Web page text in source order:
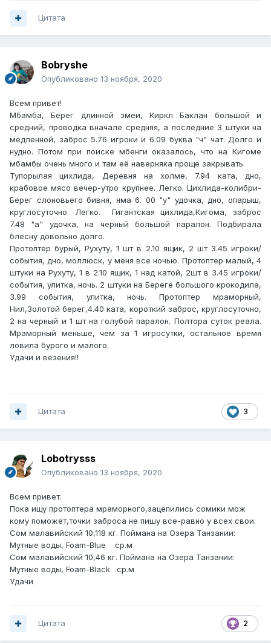
Цитата
Bobryshe
Опубликовано 13 ноября, 2020
Всем привет!
Мбамба, Берег длинной змеи, Киркл Баклан большой и
средний, проводка вначале средняя, а последние 3 штуки на
медленной, заброс 5.76 игроки и 6.09 буква "ч" чат. Долго и
нудно. Потом при поиске мбенги оказалось, что на Кигоме
мбамбы очень много и там её наверняка проще закрывать.
Тупорылая цихлида, Деревня на холме, 7.94 ката, дно,
крабовое мясо вечер-утро крупнее. Легко. Цихлида-колибри-
Берег слоновьего бивня, яма 6. 00 "у" удочка, дно, опарыш,
круглосуточно. Легко. Гигантская цихлида,Кигома, заброс
7.48 "а" удочка, на черный большой паралон. Подбирала
блесну довольно долго.
Протоптер бурый, Рухуту, 1 шт в 2.10 ящик, 2 шт 3.45 игроки/
события, дно, моллюск, у меня все ночью. Протоптер малый, 4
штуки на Рухуту, 1 в 2.10 ящик, 1 над катой, 2шт в 3.45 игроки/
события, улитка, ночь. 2 штуки на Береге большого крокодила,
3.99 события, улитка, ночь. Протоптер мраморный,
Нил,Золотой берег,4.40 ката, короткий заброс, круглосуточно,
2 на черный и 1 шт на голубой паралон. Полтора суток реала.
Мраморный меньше, чем за 1 игросутки, остальное время
ловила бурого и малого.
Удачи и везения!!
3
Цитата
Lobotrysss
Опубликовано 13 ноября, 2020
Всем привет.
Пока ищу протоптера мраморного,зацепились сомики мож
кому поможет,точки заброса не пишу все-равно у всех свои.
Сом малавийский 10,118 кг. Поймана на Озера Танзании:
Мутные воды, Foam-Blue .ср.м
Сом малавийский 10,46 кг. Поймана на Озера Танзании:
Мутные воды, Foam-Black .ср.м
Удачи
2
Цитата